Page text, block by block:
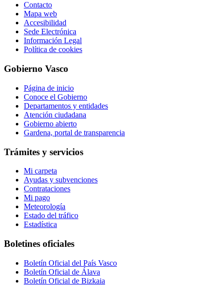
Contacto
Mapa web
Accesibilidad
Sede Electrónica
Información Legal
Política de cookies
Gobierno Vasco
Página de inicio
Conoce el Gobierno
Departamentos y entidades
Atención ciudadana
Gobierno abierto
Gardena, portal de transparencia
Trámites y servicios
Mi carpeta
Ayudas y subvenciones
Contrataciones
Mi pago
Meteorología
Estado del tráfico
Estadística
Boletines oficiales
Boletín Oficial del País Vasco
Boletín Oficial de Álava
Boletín Oficial de Bizkaia